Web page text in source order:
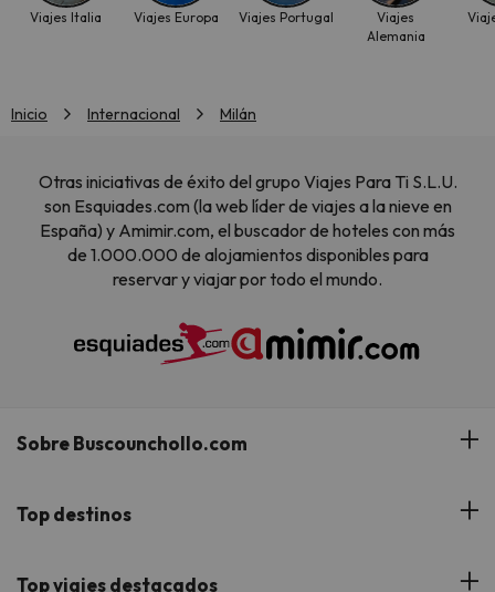
Viajes Italia Viajes Europa Viajes Portugal
Viajes
Alemania
Inicio Internacional Milán
Otras iniciativas de éxito del grupo Viajes Para Ti S.L.U.
son Esquiades.com (la web líder de viajes a la nieve en
España) y Amimir.com, el buscador de hoteles con más
de 1.000.000 de alojamientos disponibles para
reservar y viajar por todo el mundo.
Sobre Buscounchollo.com
¿Quiénes somos?
Top destinos
Hoteles Andalucía
Top viajes destacados